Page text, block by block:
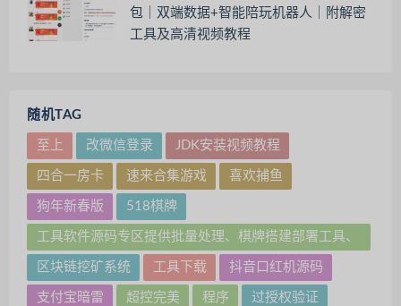
包｜双端数据+智能陪玩机器人｜附解密
工具及高清视频教程
随机TAG
至上 改微信登录 JDK安装视频教程
四合一房卡 速来合集游戏 喜欢捕鱼
狗年新春版 518棋牌
工具软件源码专区提供批量处理、棋牌搭建部署工具、
加密/解密、格式转换、系统优化、自动化脚本、跨平
台桌面小工具等完整项目源码，含 C/C++、C#、
区块链挖矿系统 工具下载 抖音口红机源码
支付宝暗雷 超控完美 程序 过授权验证